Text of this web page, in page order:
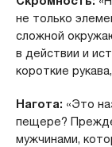
не только
сложной
в действии и
короткие
Нагота: «Это
пещере?
мужчинами,